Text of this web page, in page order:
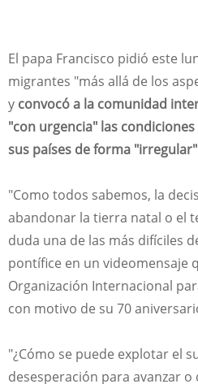
El papa Francisco pidió este
migrantes "más allá de los
y convocó a la comunidad
"con urgencia" las
sus países de forma
"Como todos sabemos, la
abandonar la tierra natal o el
duda una de las más difíciles
pontífice en un videomensaje
Organización Internacional
con motivo de su 70
"¿Cómo se puede explotar el
desesperación para avanzar o